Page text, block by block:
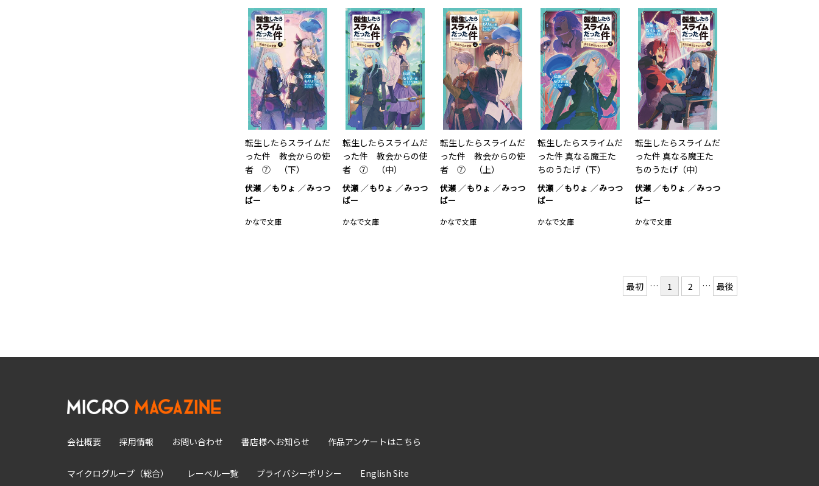
転生したらスライムだ
った件 教会からの使
者 ⑦ （下）
伏瀬 もりょ
みっつ
ばー
かなで文庫
転生したらスライムだ
った件 教会からの使
者 ⑦ （中）
伏瀬 もりょ
みっつ
ばー
かなで文庫
転生したらスライムだ
った件 教会からの使
者 ⑦ （上）
伏瀬 もりょ
みっつ
ばー
かなで文庫
転生したらスライムだ
った件 真なる魔王た
ちのうたげ（下）
伏瀬 もりょ
みっつ
ばー
かなで文庫
転生したらスライムだ
った件 真なる魔王た
ちのうたげ（中）
伏瀬 もりょ
みっつ
ばー
かなで文庫
最初 … 1 2 … 最後
会社概要 採用情報 お問い合わせ 書店様へお知らせ 作品アンケートはこちら
マイクログループ（総合） レーベル一覧 プライバシーポリシー English Site